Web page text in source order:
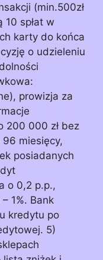
(min.500zł
10 spłat w
karty do końca
o udzieleniu
prowizja za
200 000 zł bez
96 miesięcy,
posiadanych
o 0,2 p.p.,
1%. Bank
kredytu po
5)